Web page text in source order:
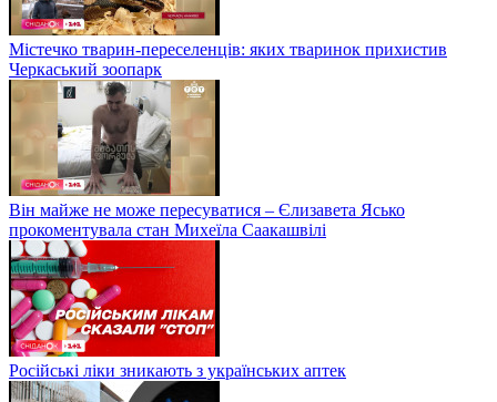
Містечко тварин-переселенців: яких тваринок прихистив
Черкаський зоопарк
Він майже не може пересуватися – Єлизавета Ясько
прокоментувала стан Михеїла Саакашвілі
Російські ліки зникають з українських аптек